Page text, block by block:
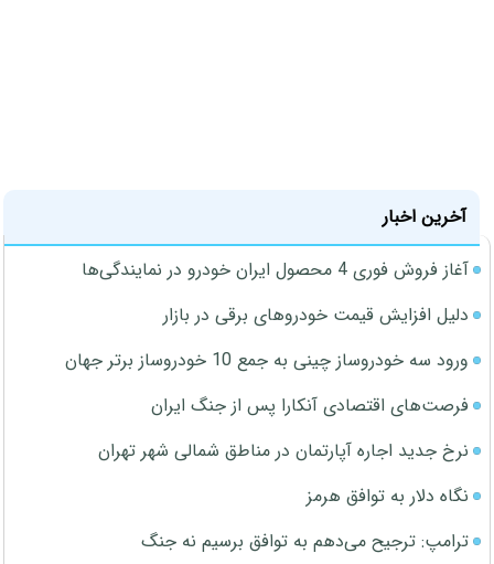
آخرین اخبار
آغاز فروش فوری 4 محصول ایران خودرو در نمایندگی‌ها
دلیل افزایش قیمت خودروهای برقی در بازار
ورود سه خودروساز چینی به جمع 10 خودروساز برتر جهان
فرصت‌های اقتصادی آنکارا پس از جنگ ایران
نرخ جدید اجاره آپارتمان در مناطق شمالی شهر تهران
نگاه دلار به توافق هرمز
ترامپ: ترجیح می‌دهم به توافق برسیم نه جنگ